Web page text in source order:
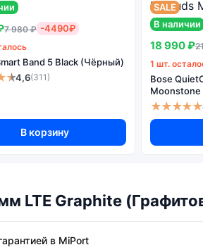
7 980 ₽ -4490₽
Band 5 Black (Чёрный)
4,6(311)
В корзину
SALE
В наличии
18 990 ₽
1 шт.
Bose
★★★★★
LTE Graphite
в MiPort